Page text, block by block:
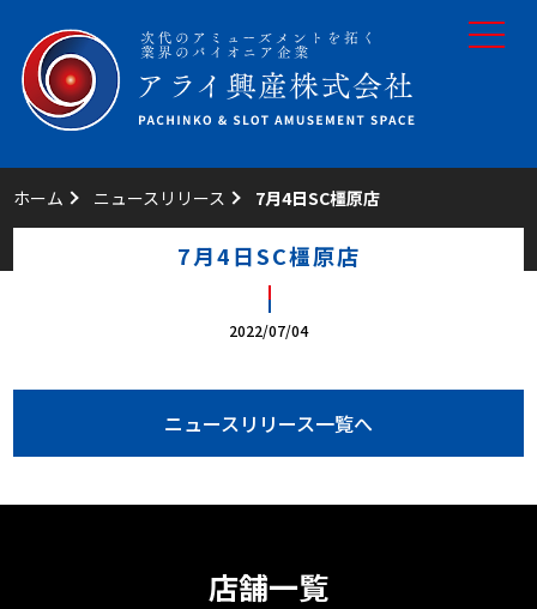
toggle
ホーム ニュースリリース 7月4日SC橿原店
7月4日SC橿原店
2022/07/04
ニュースリリース一覧へ
店舗一覧